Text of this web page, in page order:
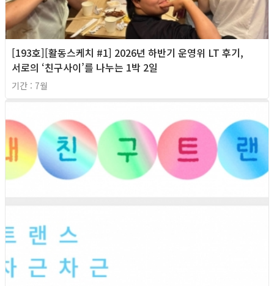
[193호][활동스케치 #1] 2026년 하반기 운영위 LT 후기,
서로의 ‘친구사이’를 나누는 1박 2일
기간 : 7월